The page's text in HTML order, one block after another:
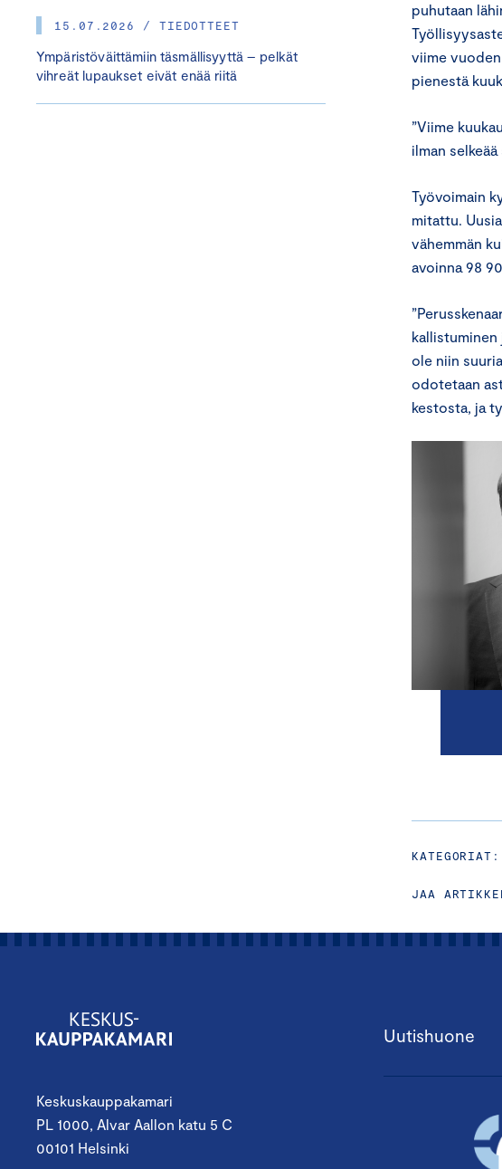
15.07.2026 / TIEDOTTEET
Ympäristöväittämiin täsmällisyyttä – pelkät
vihreät lupaukset eivät enää riitä
puhutaan
viime
pienestä
”Viime
ilman
Työvoimain
mitattu.
vähemmän
avoinna 98
ole niin
odotetaan
kestosta, ja
KATEGORIAT:
JAA
Keskuskauppakamari
PL 1000, Alvar Aallon katu 5 C
00101 Helsinki
Uutishuone